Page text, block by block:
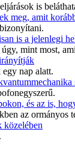
is
meg, amit
is a jelenlegi
mint most,
nap alatt.
és az is,
az ormányos
közelében